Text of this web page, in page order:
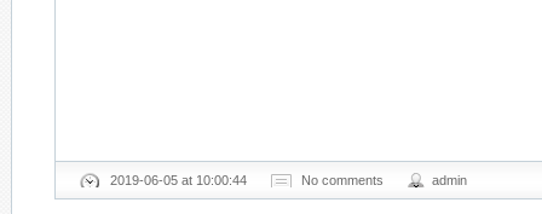
2019-06-05 at 10:00:44 No comments admin